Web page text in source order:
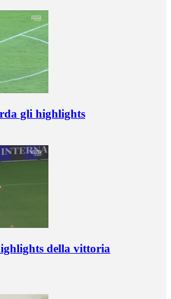
gli highlights
della vittoria